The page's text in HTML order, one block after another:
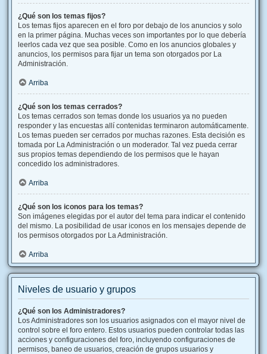
¿Qué son los temas fijos?
Los temas fijos aparecen en el foro por debajo de los anuncios y solo
en la primer página. Muchas veces son importantes por lo que debería
leerlos cada vez que sea posible. Como en los anuncios globales y
anuncios, los permisos para fijar un tema son otorgados por La
Administración.
Arriba
¿Qué son los temas cerrados?
Los temas cerrados son temas donde los usuarios ya no pueden
responder y las encuestas allí contenidas terminaron automáticamente.
Los temas pueden ser cerrados por muchas razones. Esta decisión es
tomada por La Administración o un moderador. Tal vez pueda cerrar
sus propios temas dependiendo de los permisos que le hayan
concedido los administradores.
Arriba
¿Qué son los iconos para los temas?
Son imágenes elegidas por el autor del tema para indicar el contenido
del mismo. La posibilidad de usar iconos en los mensajes depende de
los permisos otorgados por La Administración.
Arriba
Niveles de usuario y grupos
¿Qué son los Administradores?
Los Administradores son los usuarios asignados con el mayor nivel de
control sobre el foro entero. Estos usuarios pueden controlar todas las
acciones y configuraciones del foro, incluyendo configuraciones de
permisos, baneo de usuarios, creación de grupos usuarios y